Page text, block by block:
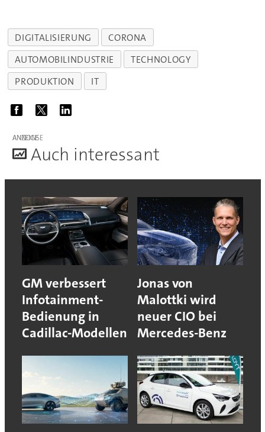
DIGITALISIERUNG
CORONA
AUTOMOBILINDUSTRIE
TECHNOLOGY
PRODUKTION
IT
ANZEIGE
Auch interessant
GM verbessert
Infotainment-
Bedienung in
Cadillac-Modellen
Jonas von
Malottki wird
neuer CIO bei
Mercedes-Benz